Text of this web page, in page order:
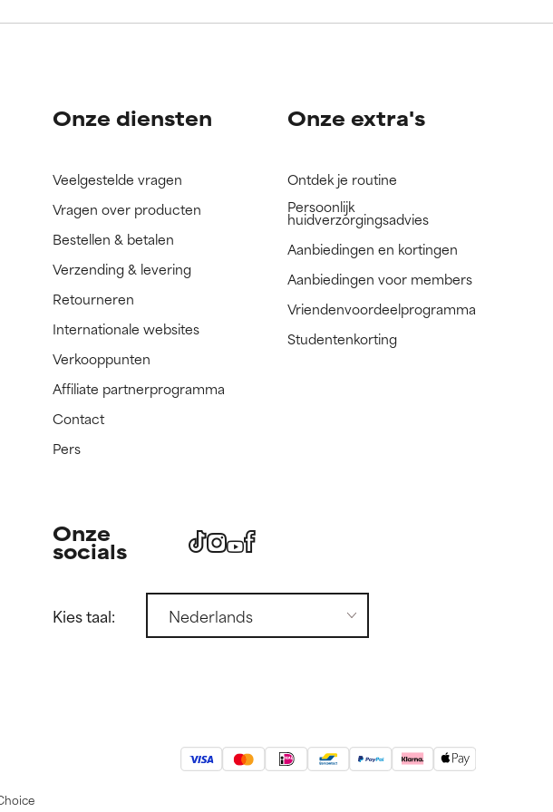
onderzoek ernaar nog niet
onderzoek ernaar nog niet
Onze diensten
Veelgestelde vragen
Vragen over producten
Bestellen & betalen
Verzending & levering
Retourneren
Internationale websites
Verkooppunten
Affiliate partnerprogramma
Contact
Pers
Onze extra's
Ontdek je routine
Persoonlijk
huidverzorgingsadvies
Aanbiedingen en kortingen
Aanbiedingen voor members
Vriendenvoordeelprogramma
Studentenkorting
Onze
socials
Kies taal: